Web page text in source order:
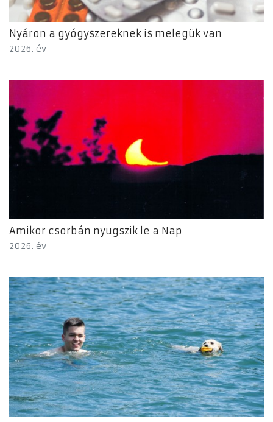
Nyáron a gyógyszereknek is melegük van
2026. év
Amikor csorbán nyugszik le a Nap
2026. év